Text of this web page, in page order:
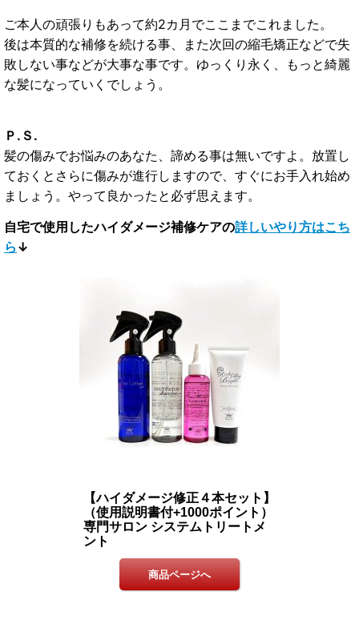
ご本人の頑張りもあって約2カ月でここまでこれました。
後は本質的な補修を続ける事、また次回の縮毛矯正などで失
敗しない事などが大事な事です。 ゆっくり永く、もっと綺麗
な髪になっていくでしょう。
Ｐ.Ｓ.
髪の傷みでお悩みのあなた、諦める事は無いですよ。放置し
ておくとさらに傷みが進行しますので、すぐにお手入れ始め
ましょう。やって良かったと必ず思えます。
自宅で使用したハイダメージ補修ケアの詳しいやり方はこち
ら ↓